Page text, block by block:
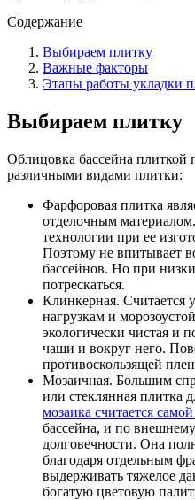
Содержание
Выбираем плитку
Важные факторы
Этапы работы укладки
Выбираем плитку
Облицовка бассейна плиткой
различными видами плитки:
Фарфоровая плитка
отделочным
технологии при ее
Поэтому не впитывает
бассейнов. Но при
потрескаться.
Клинкерная.
нагрузкам и
экологически чистая и
чаши и вокруг него.
противоскользящей
Мозаичная. Большим
или стеклянная плитка
мозаика считается
бассейна, и по
долговечности. Она
благодаря отдельным
выдерживать тяжелое
богатую цветовую